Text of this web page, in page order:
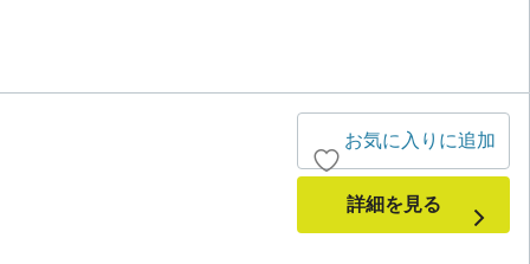
お気に入りに追加
詳細を見る